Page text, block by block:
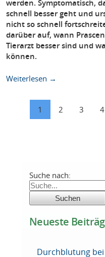
werden. Symptomatisch,
schnell besser geht und
nicht so schnell
darüber auf, wann
Tierarzt besser sind und
können.
Weiterlesen →
1 2 3 4
Suche nach:
Neueste
Durchblutung